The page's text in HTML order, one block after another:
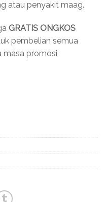
atau penyakit maag.
GRATIS ONGKOS
pembelian semua
masa promosi